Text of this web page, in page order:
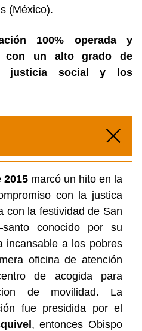
(México).
100% operada y
con un alto grado de
justicia social y los
2015 marcó un hito en la
con la justica
con la festividad de San
conocido por su
incansable a los pobres
oficina de atención
de acogida para
de movilidad. La
fue presidida por el
, entonces Obispo